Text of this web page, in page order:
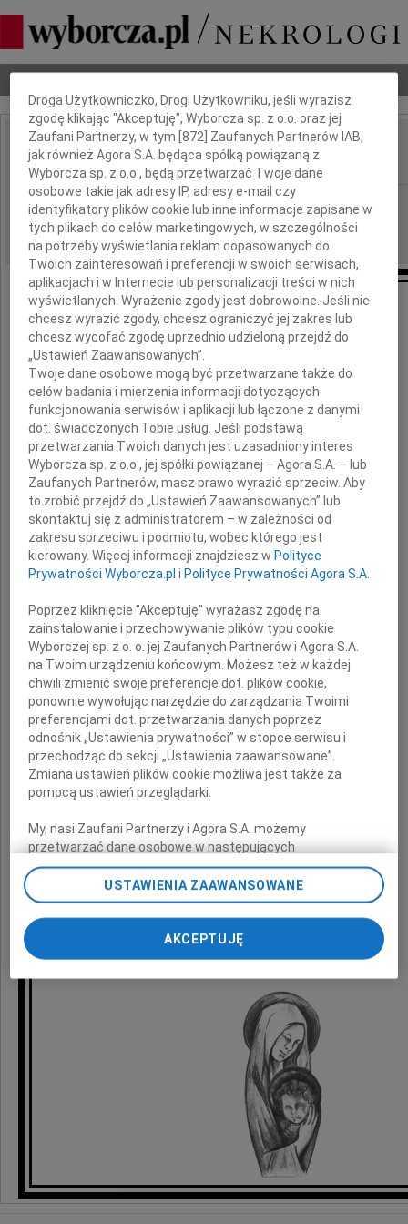
Nekrologi
IMIĘ I NAZWISKO: Krystyna Gertruda
REGION: Warszawa
DATA EMISJI: 31.07.2009
Dnia 29 lipca 2009 roku
Krystyna Gertruda
Nabożeństwo żałobne odbędzie się
dnia l sierpnia 2009 roku o godzinie 11.00
w kościele św. Antoniego oo. Bernardynów
przy ul. Czerniakowskiej 2/4,
po którym nastąpi odprowadzenie
do grobu rodzinnego
na Cmentarz Czerniakowski.
O czym zawiadamiają
pogrążeni w głębokim smutku
mąż, dzieci i wnuki
Dbamy o Twoją prywatność
Droga Użytkowniczko, Drogi Użytkowniku, jeśli wyrazisz
zgodę klikając "Akceptuję", Wyborcza sp. z o.o. oraz jej
Zaufani Partnerzy, w tym [872 ] Zaufanych Partnerów IAB,
jak również Agora S.A. będąca spółką powiązaną z
Wyborcza sp. z o.o., będą przetwarzać Twoje dane
osobowe takie jak adresy IP, adresy e-mail czy
identyfikatory plików cookie lub inne informacje zapisane w
tych plikach do celów marketingowych, w szczególności
na potrzeby wyświetlania reklam dopasowanych do
Twoich zainteresowań i preferencji w swoich serwisach,
aplikacjach i w Internecie lub personalizacji treści w nich
wyświetlanych. Wyrażenie zgody jest dobrowolne. Jeśli nie
chcesz wyrazić zgody, chcesz ograniczyć jej zakres lub
chcesz wycofać zgodę uprzednio udzieloną przejdź do
„Ustawień Zaawansowanych”.
Twoje dane osobowe mogą być przetwarzane także do
celów badania i mierzenia informacji dotyczących
funkcjonowania serwisów i aplikacji lub łączone z danymi
dot. świadczonych Tobie usług. Jeśli podstawą
przetwarzania Twoich danych jest uzasadniony interes
Wyborcza sp. z o.o., jej spółki powiązanej – Agora S.A. – lub
Zaufanych Partnerów, masz prawo wyrazić sprzeciw. Aby
to zrobić przejdź do „Ustawień Zaawansowanych” lub
skontaktuj się z administratorem – w zależności od
zakresu sprzeciwu i podmiotu, wobec którego jest
kierowany. Więcej informacji znajdziesz w Polityce
Prywatności Wyborcza.pl i Polityce Prywatności Agora S.A.
Poprzez kliknięcie "Akceptuję" wyrażasz zgodę na
zainstalowanie i przechowywanie plików typu cookie
Wyborczej sp. z o. o. jej Zaufanych Partnerów i Agora S.A.
na Twoim urządzeniu końcowym. Możesz też w każdej
chwili zmienić swoje preferencje dot. plików cookie,
ponownie wywołując narzędzie do zarządzania Twoimi
preferencjami dot. przetwarzania danych poprzez
odnośnik „Ustawienia prywatności” w stopce serwisu i
przechodząc do sekcji „Ustawienia zaawansowane”.
Zmiana ustawień plików cookie możliwa jest także za
pomocą ustawień przeglądarki.
My, nasi Zaufani Partnerzy i Agora S.A. możemy
przetwarzać dane osobowe w następujących
celach:Użycie dokładnych danych geolokalizacyjnych.
Aktywne skanowanie charakterystyki urządzenia do celów
identyfikacji. Przechowywanie informacji na urządzeniu lub
dostęp do nich. Spersonalizowane reklamy i treści, pomiar
reklam i treści, badnie odbiorców i ulepszanie usług.
Lista Zaufanych Partnerów
USTAWIENIA ZAAWANSOWANE
AKCEPTUJĘ